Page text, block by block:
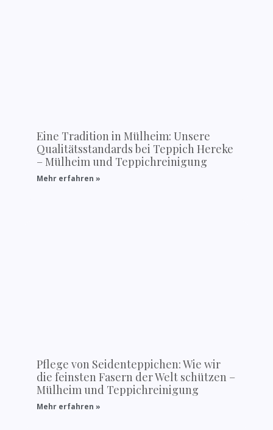
Eine Tradition in Mülheim: Unsere
Qualitätsstandards bei Teppich Hereke
– Mülheim und Teppichreinigung
Mehr erfahren »
Pflege von Seidenteppichen: Wie wir
die feinsten Fasern der Welt schützen –
Mülheim und Teppichreinigung
Mehr erfahren »